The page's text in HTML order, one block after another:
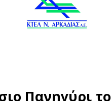
Πανηγύρι